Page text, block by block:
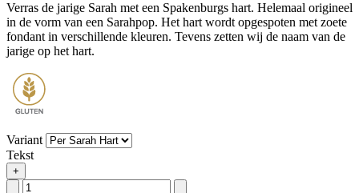
Verras de jarige Sarah met een Spakenburgs hart. Helemaal origineel
in de vorm van een Sarahpop. Het hart wordt opgespoten met zoete
fondant in verschillende kleuren. Tevens zetten wij de naam van de
jarige op het hart.
Variant
Tekst
+